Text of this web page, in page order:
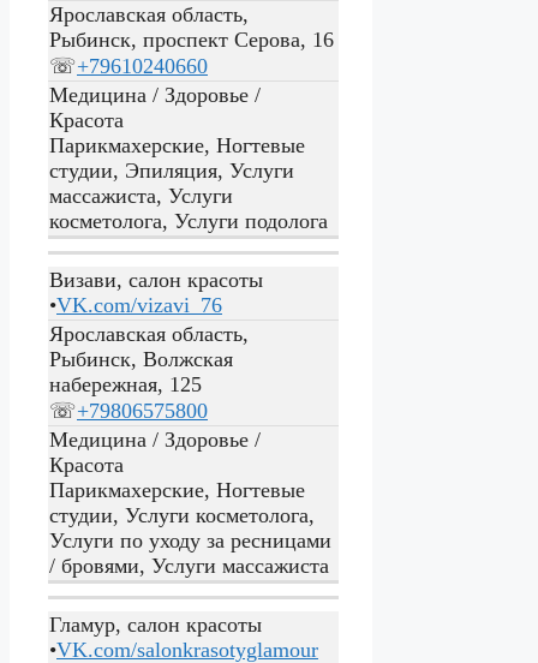
Ярославская область,
Рыбинск, проспект Серова, 16
☏+79610240660
Медицина / Здоровье /
Красота
Парикмахерские, Ногтевые
студии, Эпиляция, Услуги
массажиста, Услуги
косметолога, Услуги подолога
Визави, салон красоты
•VK.com/vizavi_76
Ярославская область,
Рыбинск, Волжская
набережная, 125
☏+79806575800
Медицина / Здоровье /
Красота
Парикмахерские, Ногтевые
студии, Услуги косметолога,
Услуги по уходу за ресницами
/ бровями, Услуги массажиста
Гламур, салон красоты
•VK.com/salonkrasotyglamour